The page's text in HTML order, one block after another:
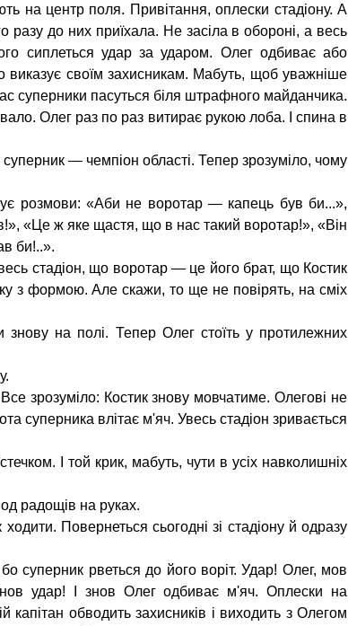
на центр поля. Привітання, оплески стадіону. А
разу до них приїхала. Не засіла в обороні, а весь
сиплеться удар за ударом. Олег одбиває або
виказує своїм захисникам. Мабуть, щоб уважніше
супер­ники пасуться біля штрафного майданчика.
Олег раз по раз витирає рукою лоба. І спина в
— чемпіон області. Тепер зрозуміло, чому
розмови: «Аби не воротар — капець був би...»,
«Це ж яке щастя, що в нас такий воротар!», «Він
би!..».
стадіон, що воро­тар — це його брат, що Костик
з формою. Але скажи, то ще не повірять, на сміх
на полі. Тепер Олег стоїть у протилежних
зрозуміло: Костик знову мовчатиме. Олегові не
суперника влітає м'яч. Увесь стадіон зривається
І той крик, мабуть, чути в усіх навколишніх
радощів на руках.
Повернеться сьогодні зі стадіону й одразу
суперник рветься до його воріт. Удар! Олег, мов
удар! І знов Олег одбиває м'яч. Оплески на
капітан обводить захисників і виходить з Олегом